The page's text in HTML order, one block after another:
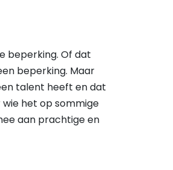
beperking. Of dat
beperking. Maar
talent heeft en dat
het op sommige
aan prachtige en